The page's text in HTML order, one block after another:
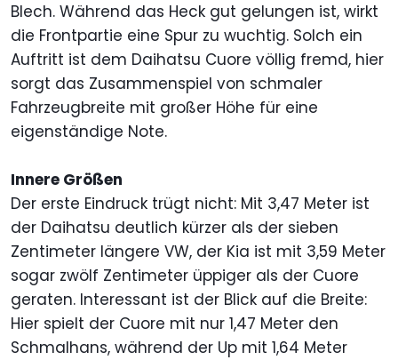
Blech. Während das Heck gut gelungen ist, wirkt
die Frontpartie eine Spur zu wuchtig. Solch ein
Auftritt ist dem Daihatsu Cuore völlig fremd, hier
sorgt das Zusammenspiel von schmaler
Fahrzeugbreite mit großer Höhe für eine
eigenständige Note.
Innere Größen
Der erste Eindruck trügt nicht: Mit 3,47 Meter ist
der Daihatsu deutlich kürzer als der sieben
Zentimeter längere VW, der Kia ist mit 3,59 Meter
sogar zwölf Zentimeter üppiger als der Cuore
geraten. Interessant ist der Blick auf die Breite:
Hier spielt der Cuore mit nur 1,47 Meter den
Schmalhans, während der Up mit 1,64 Meter